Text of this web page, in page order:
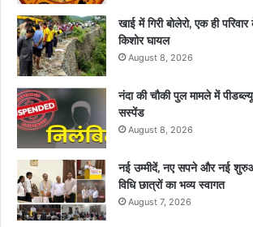
खाई में गिरी बोलेरो, एक ही
किशोर घायल
August 8, 2026
नंदा की चौकी पुल मामले में
सस्पेंड
August 8, 2026
नई उम्मीदें, नए सपने और नई
विधि छात्रों का भव्य स्वागत
August 7, 2026